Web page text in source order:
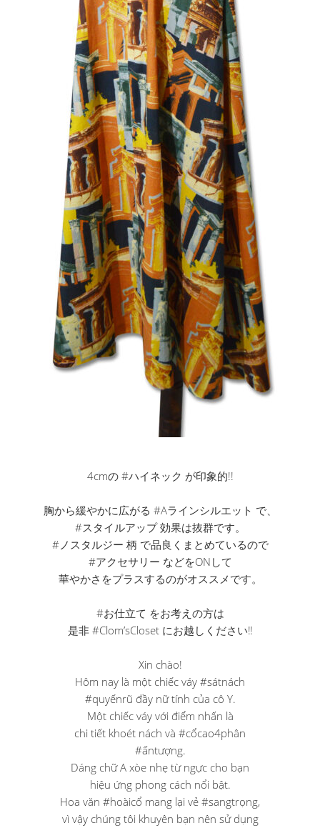
4cmの #ハイネック が印象的!!
胸から緩やかに広がる #Aラインシルエット で、
#スタイルアップ 効果は抜群です。
#ノスタルジー 柄 で品良くまとめているので
#アクセサリー などをONして
華やかさをプラスするのがオススメです。
#お仕立て をお考えの方は
是非 #Clom’sCloset にお越しください‼
Xin chào!
Hôm nay là một chiếc váy #sátnách
#quyếnrũ đầy nữ tính của cô Y.
Một chiếc váy với điểm nhấn là
chi tiết khoét nách và #cổcao4phân
#ấntượng.
Dáng chữ A xòe nhẹ từ ngực cho bạn
hiệu ứng phong cách nổi bật.
Hoa văn #hoàicổ mang lại vẻ #sangtrọng,
vì vậy chúng tôi khuyên bạn nên sử dụng